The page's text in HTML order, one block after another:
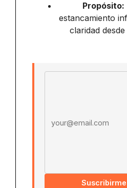
Propósito:
estancamiento
claridad